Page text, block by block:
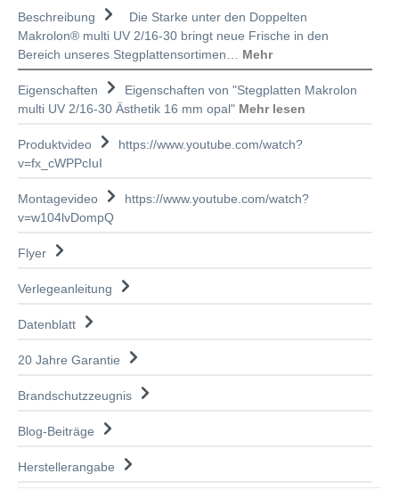
Beschreibung
Die Starke unter den Doppelten
Makrolon® multi UV 2/16-30 bringt neue Frische in den
Bereich unseres Stegplattensortimen… Mehr
Eigenschaften
Eigenschaften von "Stegplatten Makrolon
multi UV 2/16-30 Ästhetik 16 mm opal" Mehr lesen
Produktvideo
https://www.youtube.com/watch?
v=fx_cWPPcIuI
Montagevideo
https://www.youtube.com/watch?
v=w104lvDompQ
Flyer
Verlegeanleitung
Datenblatt
20 Jahre Garantie
Brandschutzzeugnis
Blog-Beiträge
Herstellerangabe